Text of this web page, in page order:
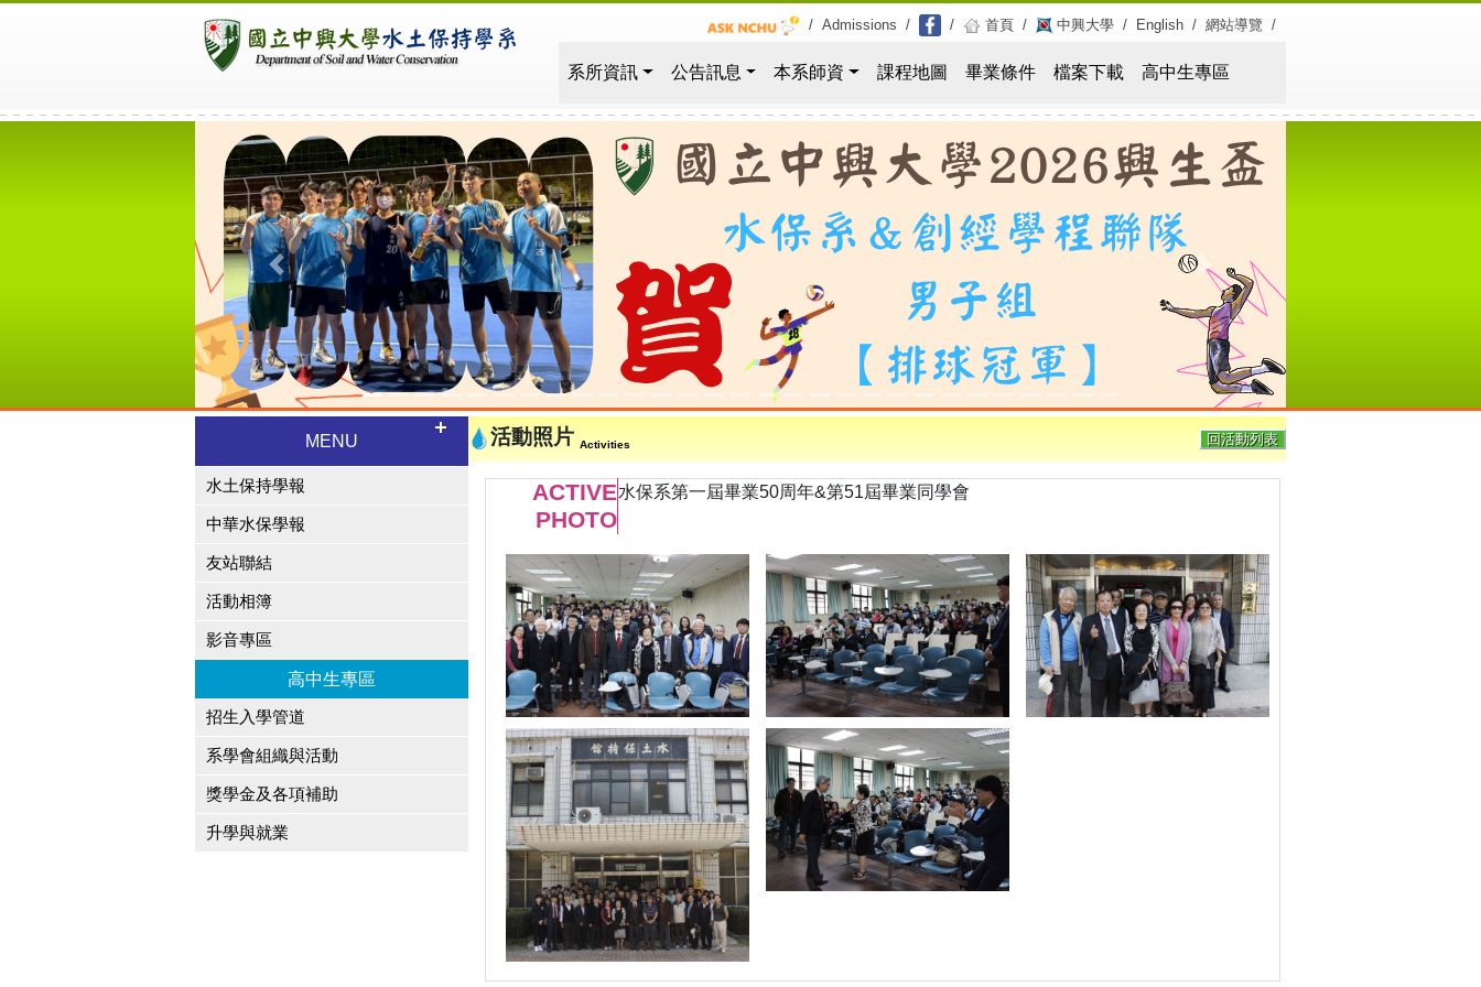
/ Admissions / / 首頁 / 中興大學 / English / 網站導覽 /
系所資訊 公告訊息 本系師資 課程地圖 畢業條件 檔案下載 高中生專區
Previous Next
MENU
水土保持學報
中華水保學報
友站聯結
活動相簿
影音專區
高中生專區
招生入學管道
系學會組織與活動
獎學金及各項補助
升學與就業
活動照片 Activities 回活動列表
ACTIVE
PHOTO
水保系第一屆畢業50周年&第51屆畢業同學會